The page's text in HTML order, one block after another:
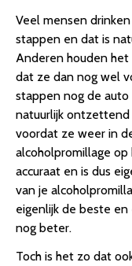
Veel mensen
stappen en dat is
Anderen houden
dat ze dan nog wel
stappen nog de
natuurlijk
voordat ze weer in
alcoholpromillage
accuraat en is dus
van je
eigenlijk de beste
nog beter.
Toch is het zo dat